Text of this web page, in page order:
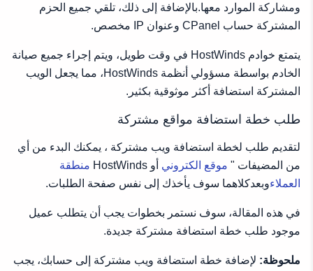
موقع
صفقة
الإضافات
معلومات الدفع
ومشاركة الموارد معها.بالإضافة إلى ذلك، تلقي جميع الحزم
المشتركة حساب CPanel وعنوان IP مخصص.
يتمتع خوادم HostWinds في وقت طويل، ويتم إجراء جميع صيانة
الخادم بواسطة مسؤولي أنظمة HostWinds، مما يجعل الويب
المشتركة استضافة أكثر موثوقية بكثير.
طلب خطة استضافة مواقع مشتركة
لتقديم طلب لخطة استضافة ويب مشتركة ، يمكنك البدء من أي
من المضيفات " موقع الكتروني أو HostWinds
منطقة
العملاءوبعدكلاهما سوف يأخذك إلى نفس صفحة الطلبات.
في هذه المقالة، سوف نستمر بخطوات يجب أن يتطلب عميل
موجود طلب خطة استضافة مشتركة جديدة.
ملحوظة: لإضافة خطة استضافة ويب مشتركة إلى حسابك، يجب